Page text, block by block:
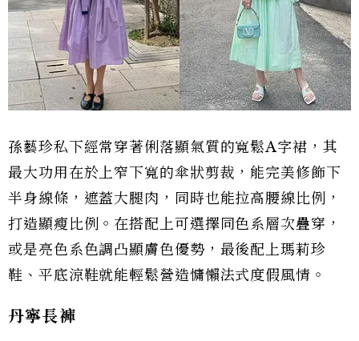
孫藝珍私下經常穿著俐落顯氣質的寬鬆A字裙，其
最大功用在於上窄下寬的傘狀剪裁，能完美修飾下
半身線條，遮蓋大腿肉，同時也能拉高腰線比例，
打造顯瘦比例。在搭配上可選擇同色系層次疊穿，
或是亮色系色調凸顯膚色優勢，最後配上瑪莉珍
鞋、平底涼鞋就能輕鬆營造慵懶法式度假風情。
丹寧長褲